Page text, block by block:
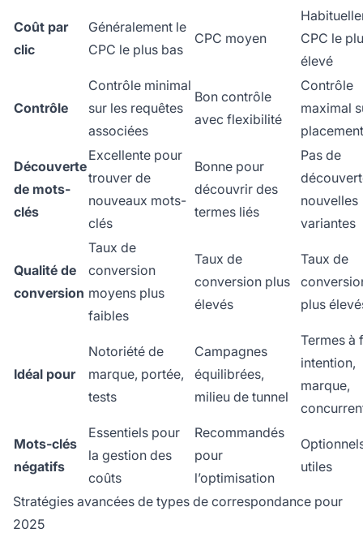
Coût par
clic
Généralement le
CPC le plus bas
CPC moyen
CPC le
élevé
Contrôle
Contrôle minimal
sur les requêtes
associées
Bon contrôle
avec flexibilité
Contrôle
maximal
Découverte
de mots-
clés
Excellente pour
trouver de
nouveaux mots-
clés
Bonne pour
découvrir des
termes liés
Pas de
nouvelles
variantes
Qualité de
conversion
Taux de
conversion
moyens plus
faibles
Taux de
conversion plus
élevés
Taux de
plus
Idéal pour
Notoriété de
marque, portée,
tests
Campagnes
équilibrées,
milieu de tunnel
Termes à
intention,
marque,
Mots-clés
négatifs
Essentiels pour
la gestion des
coûts
Recommandés
pour
l’optimisation
utiles
Stratégies avancées de types de correspondance pour
2025